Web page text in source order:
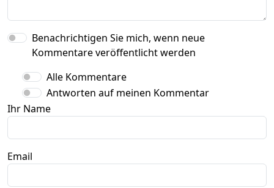
Benachrichtigen Sie mich, wenn neue
Kommentare veröffentlicht werden
Alle Kommentare
Antworten auf meinen Kommentar
Ihr Name
Email